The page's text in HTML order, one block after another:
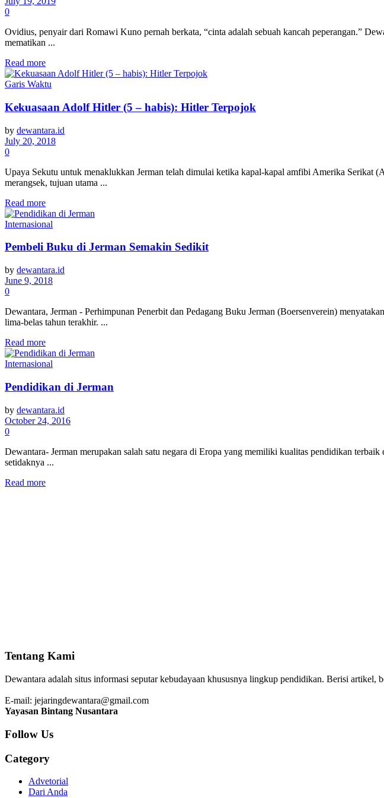
0
Ovidius, penyair dari Romawi Kuno pernah berkata, “cinta adalah sebuah kancah peperangan.”
mematikan ...
Read more
Garis Waktu
Kekuasaan Adolf Hitler (5 – habis): Hitler Terpojok
by dewantara.id
July 20, 2018
0
Upaya Sekutu untuk menaklukkan Jerman telah dimulai ketika kapal-kapal amfibi Amerika Serikat
merangsek, tujuan utama ...
Read more
Internasional
Pembeli Buku di Jerman Semakin Sedikit
by dewantara.id
June 9, 2018
0
Dewantara, Jerman - Perhimpunan Penerbit dan Pedagang Buku Jerman (Boersenverein)
lima-belas tahun terakhir. ...
Read more
Internasional
Pendidikan di Jerman
by dewantara.id
October 24, 2016
0
Dewantara- Jerman merupakan salah satu negara di Eropa yang memiliki kualitas pendidikan
setidaknya ...
Read more
Tentang Kami
Dewantara adalah situs informasi seputar kebudayaan khususnya lingkup pendidikan. Berisi
E-mail: jejaringdewantara@gmail.com
Yayasan Bintang Nusantara
Follow Us
Category
Advetorial
Dari Anda